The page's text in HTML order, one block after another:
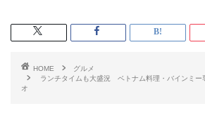
HOME
グルメ
ランチタイムも大盛況 ベトナム料理・バインミ
オ